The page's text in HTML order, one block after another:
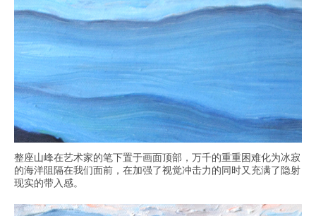
整座山峰在艺术家的笔下置于画面顶部，万千的重重困难化为冰寂
的海洋阻隔在我们面前，在加强了视觉冲击力的同时又充满了隐射
现实的带入感。